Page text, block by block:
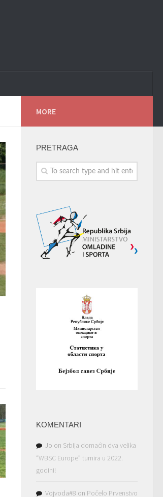
MORE
PRETRAGA
KOMENTARI
Jo on Srbija domaćin dva velika
“WBSC Europe” turnira u 2022.
godini!
Vojvoda#8 on Počelo Prvenstvo